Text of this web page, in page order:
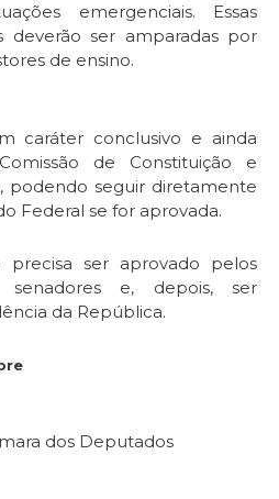
emergenciais. Essas
deverão ser amparadas por
de ensino.
caráter conclusivo e ainda
de Constituição e
podendo seguir diretamente
Federal se for aprovada.
ser aprovado pelos
e, depois, ser
da República.
dos Deputados